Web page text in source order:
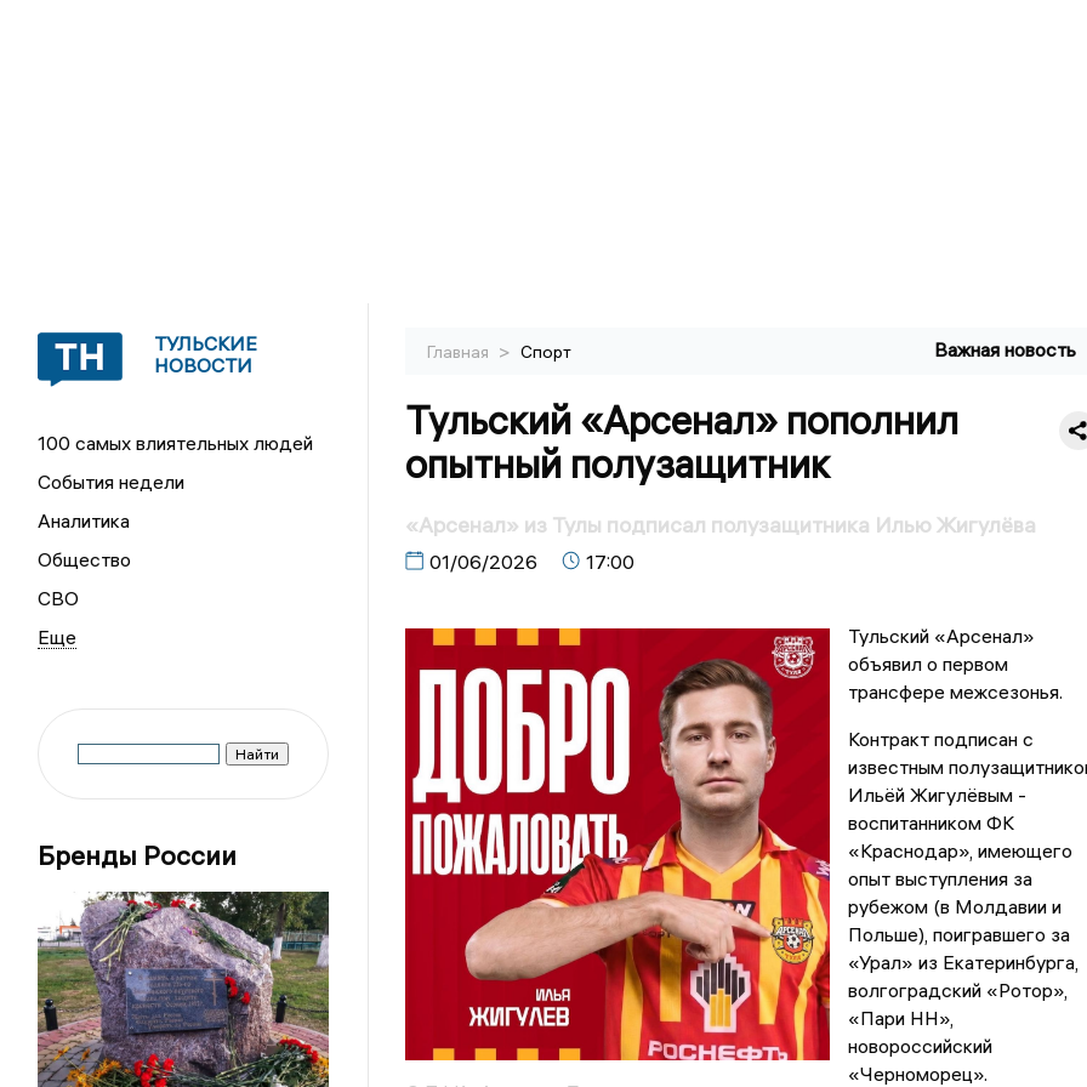
ТУЛЬСКИЕ
НОВОСТИ
100 самых влиятельных людей
События недели
Аналитика
Общество
СВО
Бренды России
Главная > Спорт Важная новость
Тульский «Арсенал» пополнил
опытный полузащитник
«Арсенал» из Тулы подписал полузащитника Илью Жигулёва
01/06/2026 17:00
Тульский «Арсенал»
объявил о первом
трансфере межсезонья.
Контракт подписан с
известным
Ильёй Жигулёвым -
воспитанником ФК
«Краснодар», имеющего
опыт выступления за
рубежом (в Молдавии и
Польше), поигравшего за
«Урал» из Екатеринбурга,
волгоградский «Ротор»,
«Пари НН»,
новороссийский
«Черноморец».